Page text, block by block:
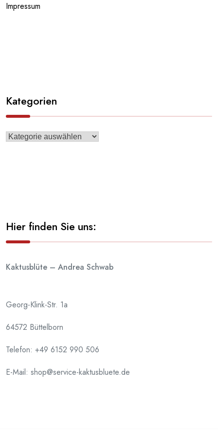
Impressum
Kategorien
Hier finden Sie uns:
Kaktusblüte – Andrea Schwab
Georg-Klink-Str. 1a
64572 Büttelborn
Telefon: +49 6152 990 506
E-Mail: shop@service-kaktusbluete.de